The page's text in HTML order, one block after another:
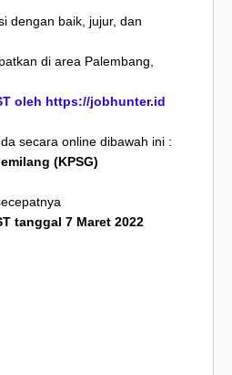
dengan baik, jujur, dan
di area Palembang,
oleh https://jobhunter.id
secara online dibawah ini :
(KPSG)
tanggal 7 Maret 2022